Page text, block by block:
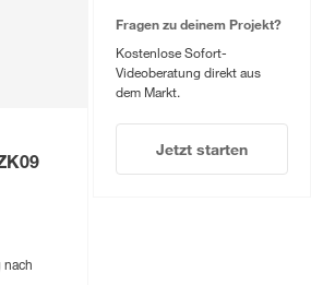
nach
Fragen zu deinem Projekt?
Kostenlose Sofort-
Videoberatung direkt aus
dem Markt.
Jetzt starten